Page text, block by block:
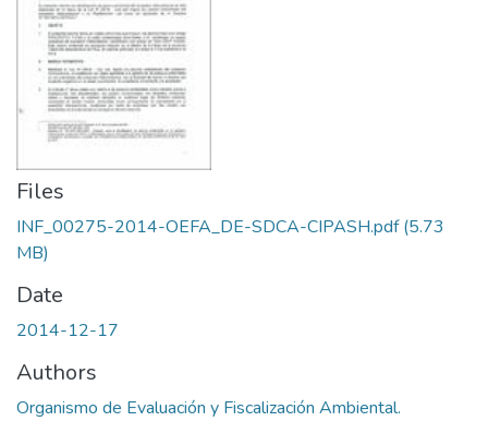
Files
INF_00275-2014-OEFA_DE-SDCA-CIPASH.pdf(5.73
MB)
Date
2014-12-17
Authors
Organismo de Evaluación y Fiscalización Ambiental.